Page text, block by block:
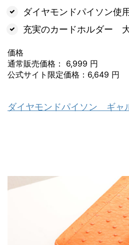
ダイヤモンドパイソン使
充実のカードホルダー
価格
通常販売価格： 6,999 円
公式サイト限定価格：6,649 円
ダイヤモンドパイソン ギャ